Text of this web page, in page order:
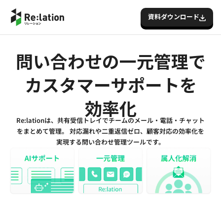
資料ダウンロード
問い合わせの一元管理で
カスタマーサポートを
効率化
Re:lationは、共有受信トレイでチームのメール・電話・チャット
をまとめて管理。 対応漏れや二重返信ゼロ、顧客対応の効率化を
実現する問い合わせ管理ツールです。